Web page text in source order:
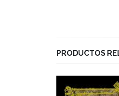
PRODUCTOS